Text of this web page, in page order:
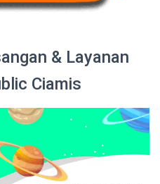
& Layanan
Ciamis